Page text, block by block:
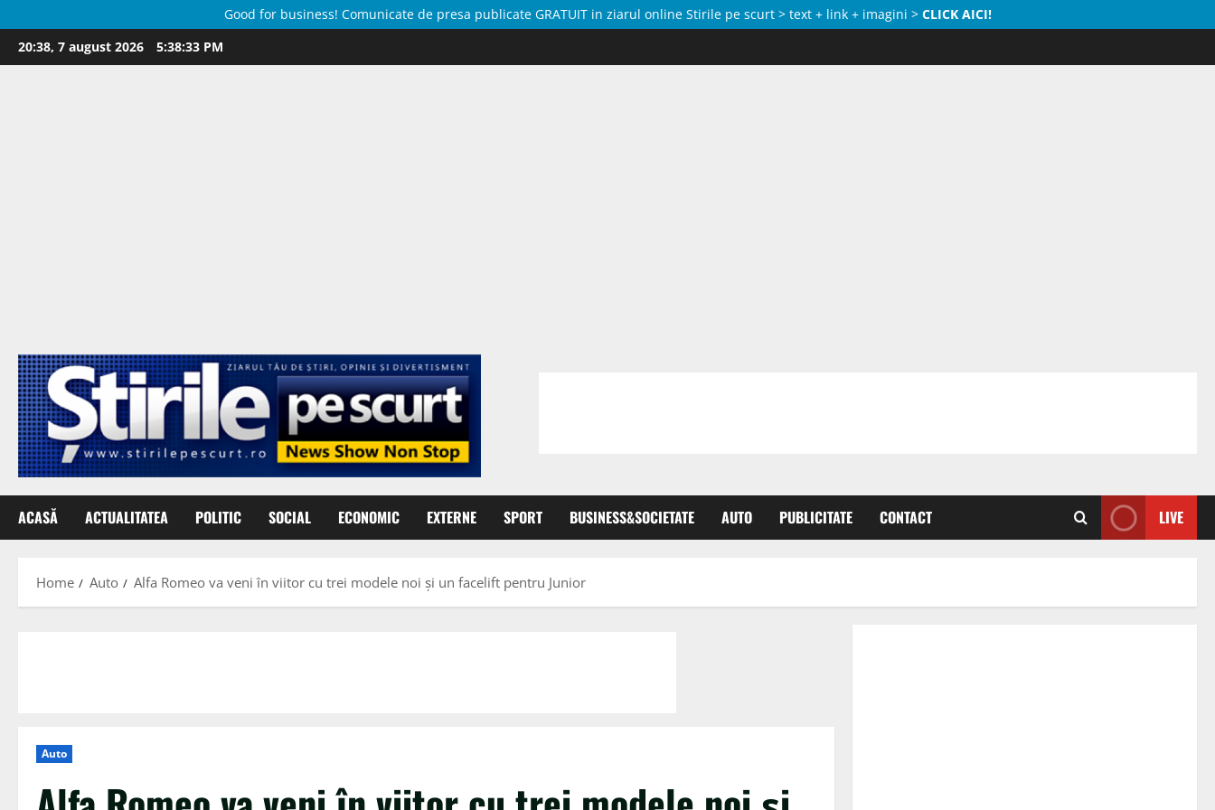
Good for business! Comunicate de presa publicate GRATUIT in ziarul online Stirile pe scurt > text + link + imagini > CLICK AICI!
Skip
to
20:38, 7 august 2026 5:38:34 PM
ACASĂ ACTUALITATEA POLITIC SOCIAL ECONOMIC EXTERNE SPORT BUSINESS&SOCIETATE AUTO PUBLICITATE CONTACT LIVE
Home Auto Alfa Romeo va veni în viitor cu trei modele noi și un facelift pentru Junior
Auto